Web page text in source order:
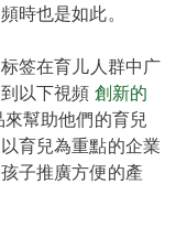
時也是如此。
签在育儿人群中广
以下視頻 創新的
幫助他們的育兒
育兒為重點的企業
子推廣方便的產